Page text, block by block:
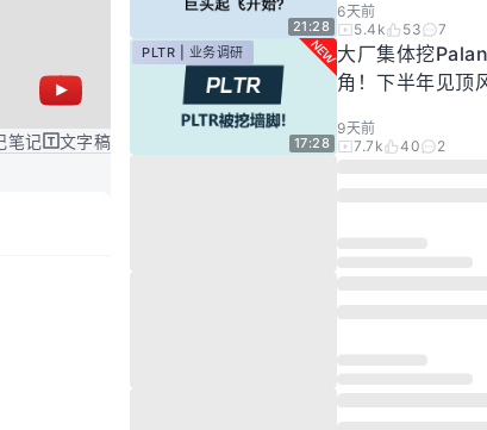
笔记
文字稿
21:28
6天前
5.4k
53 7
17:28
PLTR | 业务调研
大厂集体挖
角！下半年见顶
还要投资吗？
9天前
7.7k
40 2